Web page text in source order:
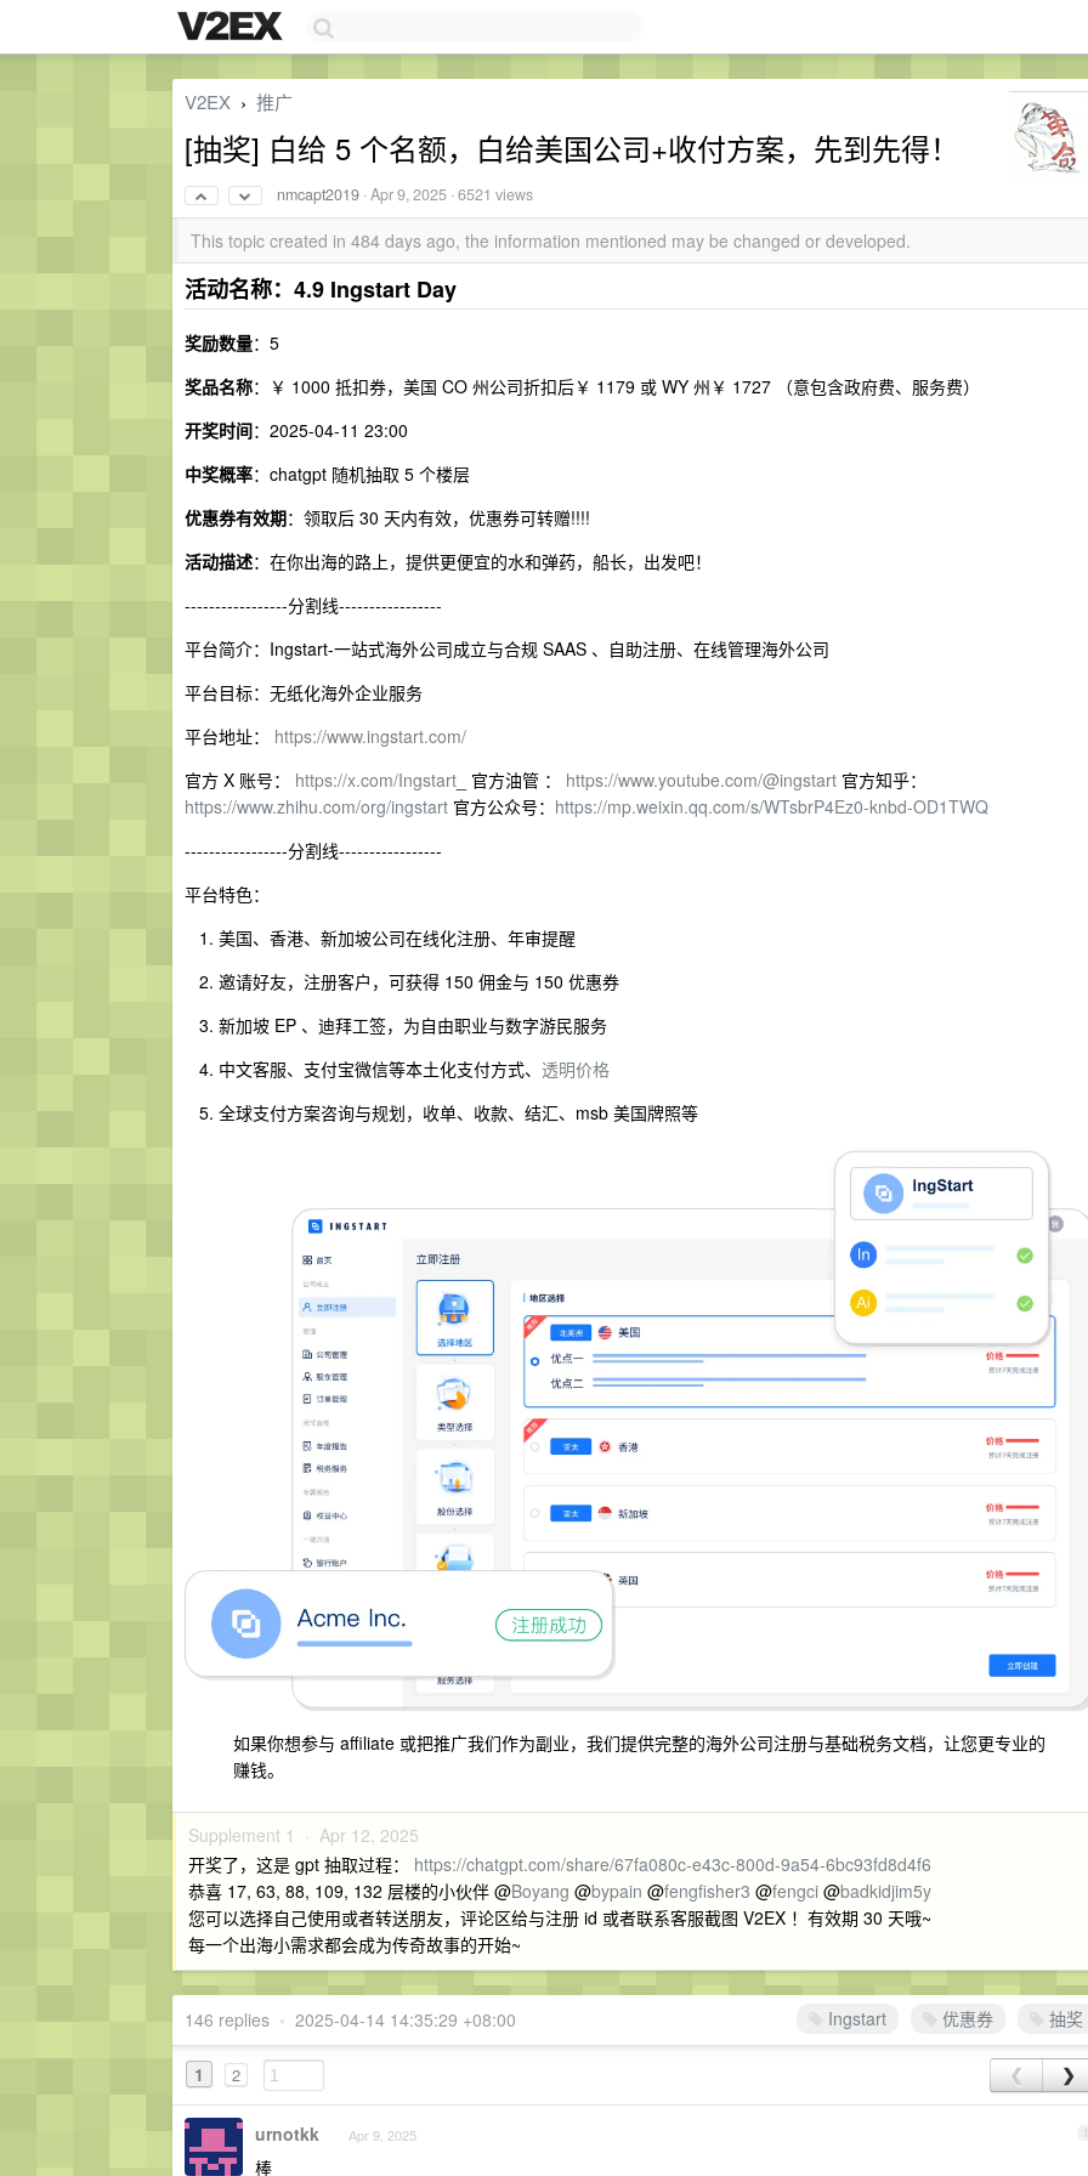
V2EX › 推广
[抽奖] 白给 5 个名额，白给美国公司+收付方案，先到先得！
nmcapt2019 ·Apr 9, 2025 · 6521 views
This topic created in 484 days ago, the information mentioned may be changed or developed.
活动名称：4.9 Ingstart Day
奖励数量：5
奖品名称：￥ 1000 抵扣券，美国 CO 州公司折扣后￥ 1179 或 WY 州￥ 1727 （意包含政府费、服务费）
开奖时间：2025-04-11 23:00
中奖概率：chatgpt 随机抽取 5 个楼层
优惠券有效期：领取后 30 天内有效，优惠券可转赠!!!!
活动描述：在你出海的路上，提供更便宜的水和弹药，船长，出发吧！
-----------------分割线-----------------
平台简介：Ingstart-一站式海外公司成立与合规 SAAS 、自助注册、在线管理海外公司
平台目标：无纸化海外企业服务
平台地址： https://www.ingstart.com/
官方 X 账号： https://x.com/Ingstart _ 官方油管 ： https://www.youtube.com/@ingstart 官方知乎：
https://www.zhihu.com/org/ingstart 官方公众号： https://mp.weixin.qq.com/s/WTsbrP4Ez0-knbd-OD1TWQ
-----------------分割线-----------------
平台特色：
美国、香港、新加坡公司在线化注册、年审提醒
邀请好友，注册客户，可获得 150 佣金与 150 优惠券
新加坡 EP 、迪拜工签，为自由职业与数字游民服务
中文客服、支付宝微信等本土化支付方式、 透明价格
全球支付方案咨询与规划，收单、收款、结汇、msb 美国牌照等
如果你想参与 affiliate 或把推广我们作为副业，我们提供完整的海外公司注册与基础税务文档，让您更专业的
赚钱。
Supplement 1 · Apr 12, 2025
开奖了，这是 gpt 抽取过程： https://chatgpt.com/share/67fa080c-e43c-800d-9a54-6bc93fd8d4f6
恭喜 17, 63, 88, 109, 132 层楼的小伙伴 @Boyang @bypain @fengfisher3 @fengci @badkidjim5y
您可以选择自己使用或者转送朋友，评论区给与注册 id 或者联系客服截图 V2EX ！有效期 30 天哦~
每一个出海小需求都会成为传奇故事的开始~
Ingstart 优惠券 抽奖
146 replies • 2025-04-14 14:35:29 +08:00
1 2 ❮ ❯
1
urnotkk Apr 9, 2025
棒